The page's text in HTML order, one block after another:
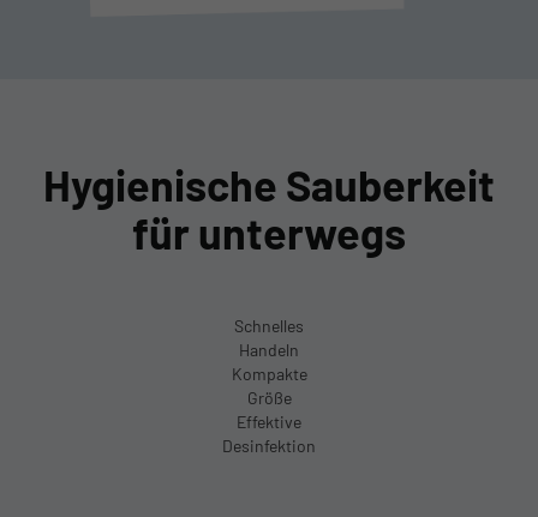
Hygienische Sauberkeit
für unterwegs
Schnelles
Handeln
Kompakte
Größe
Effektive
Desinfektion